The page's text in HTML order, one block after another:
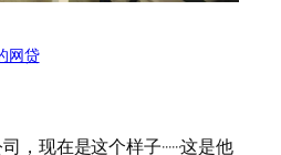
网贷
现在是这个样子······这是他